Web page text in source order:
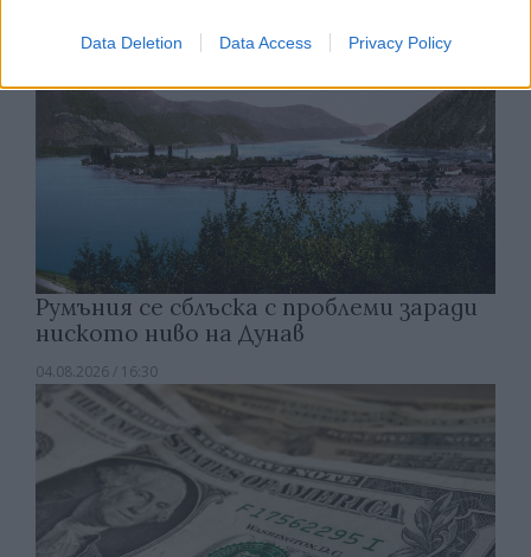
Data Deletion Data Access Privacy Policy
Румъния се сблъска с проблеми заради
ниското ниво на Дунав
04.08.2026 / 16:30